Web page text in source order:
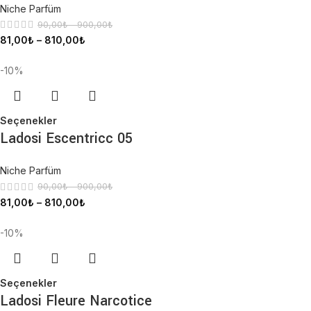
Niche Parfüm
90,00₺ –900,00₺
81,00₺ – 810,00₺
-10%
Seçenekler
Ladosi Escentricc 05
Niche Parfüm
90,00₺ –900,00₺
81,00₺ – 810,00₺
-10%
Seçenekler
Ladosi Fleure Narcotice